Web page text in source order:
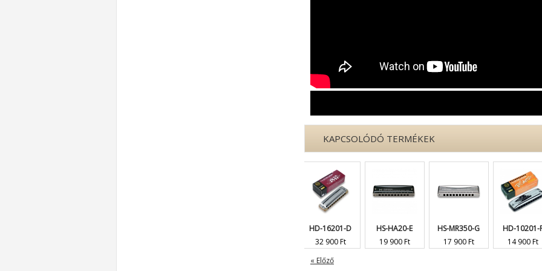
KAPCSOLÓDÓ TERMÉKEK
« Előző
HD-16201-D
32 900 Ft
HS-HA20-E
19 900 Ft
HS-MR350-G
17 900 Ft
HD-10201-F
14 900 Ft